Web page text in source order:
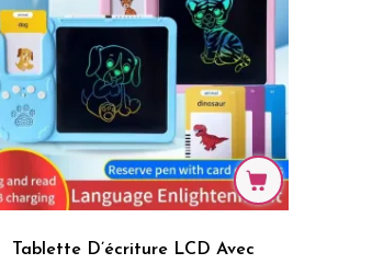
Tablette D’écriture LCD Avec